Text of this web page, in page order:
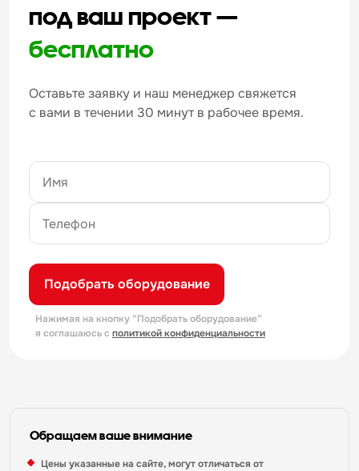
под ваш проект —
бесплатно
Оставьте заявку и наш менеджер свяжется
с вами в течении 30 минут в рабочее время.
Подобрать оборудование
Нажимая на кнопку “Подобрать оборудование”
я соглашаюсь с политикой конфиденциальности
Обращаем ваше внимание
Цены указанные на сайте, могут отличаться от